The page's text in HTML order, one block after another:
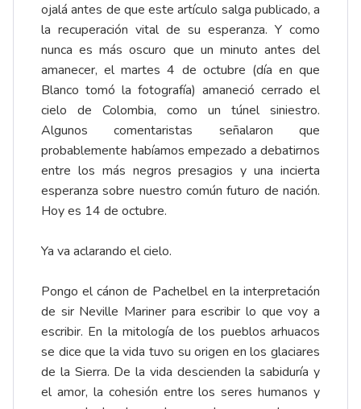
ojalá antes de que este artículo salga publicado, a
la recuperación vital de su esperanza. Y como
nunca es más oscuro que un minuto antes del
amanecer, el martes 4 de octubre (día en que
Blanco tomó la fotografía) amaneció cerrado el
cielo de Colombia, como un túnel siniestro.
Algunos comentaristas señalaron que
probablemente habíamos empezado a debatirnos
entre los más negros presagios y una incierta
esperanza sobre nuestro común futuro de nación.
Hoy es 14 de octubre.
Ya va aclarando el cielo.
Pongo el cánon de Pachelbel en la interpretación
de sir Neville Mariner para escribir lo que voy a
escribir. En la mitología de los pueblos arhuacos
se dice que la vida tuvo su origen en los glaciares
de la Sierra. De la vida descienden la sabiduría y
el amor, la cohesión entre los seres humanos y